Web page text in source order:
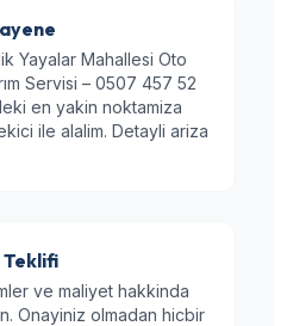
Yayalar Mahallesi Oto
Servisi – 0507 457 52
en yakin noktamiza
ile alalim. Detayli ariza
ve maliyet hakkinda
Onayiniz olmadan hicbir